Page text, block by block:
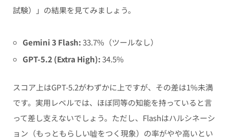
試験）」の結果を見てみましょう。
Gemini 3 Flash:33.7%（ツールなし）
GPT-5.2 (Extra High):34.5%
スコア上はGPT-5.2がわずかに上ですが、その差は1%未満
です。実用レベルでは、ほぼ同等の知能を持っていると言
って差し支えないでしょう。ただし、Flashはハルシネーシ
ョン（もっともらしい嘘をつく現象）の率がやや高いとい